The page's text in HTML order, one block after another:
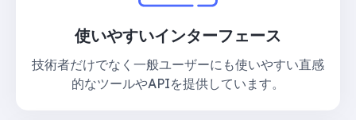
使いやすいインターフェース
技術者だけでなく一般ユーザーにも使いやすい直感
的なツールやAPIを提供しています。